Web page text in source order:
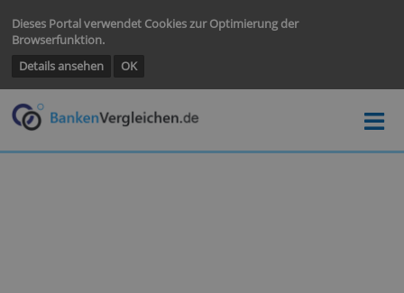
Dieses Portal verwendet Cookies zur Optimierung der
Browserfunktion.
Details ansehen OK